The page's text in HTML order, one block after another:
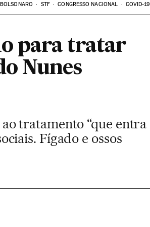
STF CONGRESSO NACIONAL COVID-19
para tratar
Nunes
tratamento “que entra
Fígado e ossos